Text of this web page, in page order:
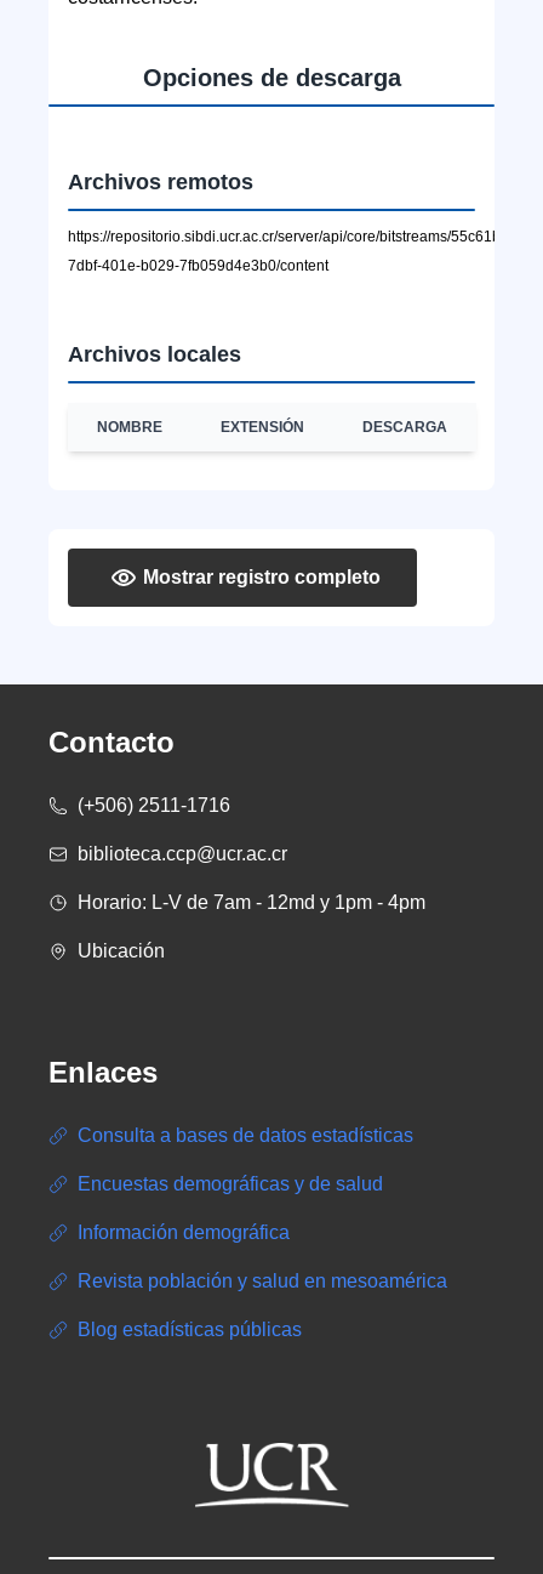
Opciones de descarga
Archivos remotos
https://repositorio.sibdi.ucr.ac.cr/server/api/core/bitstreams/55c61b58-
7dbf-401e-b029-7fb059d4e3b0/content
Archivos locales
NOMBRE EXTENSIÓN DESCARGA
Mostrar registro completo
Contacto
(+506) 2511-1716
biblioteca.ccp@ucr.ac.cr
Horario: L-V de 7am - 12md y 1pm - 4pm
Ubicación
Enlaces
Consulta a bases de datos estadísticas
Encuestas demográficas y de salud
Información demográfica
Revista población y salud en mesoamérica
Blog estadísticas públicas